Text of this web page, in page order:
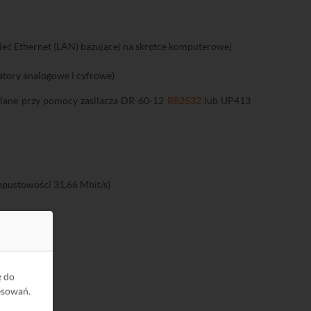
do
Ethernet (LAN) bazującej na skrętce komputerowej
analogowe i cyfrowe)
przy pomocy zasilacza DR-60-12 R82532 lub UP413
31,66 Mbit/s)